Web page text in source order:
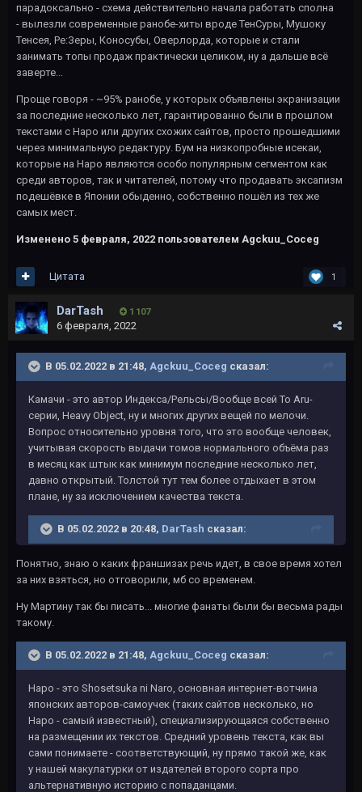
парадоксально - схема действительно начала работать сполна
- вылезли современные ранобе-хиты вроде ТенСуры, Мушоку
Тенсея, Ре:Зеры, Коносубы, Оверлорда, которые и стали
занимать топы продаж практически целиком, ну а дальше всё
заверте...
Проще говоря - ~95% ранобе, у которых объявлены экранизации
за последние несколько лет, гарантированно были в прошлом
текстами с Наро или других схожих сайтов, просто прошедшими
через минимальную редактуру. Бум на низкопробные исекаи,
которые на Наро являются особо популярным сегментом как
среди авторов, так и читателей, потому что продавать эксапизм
подешёвке в Японии обыденно, собственно пошёл из тех же
самых мест.
Изменено 5 февраля, 2022 пользователем Agckuu_Coceg
1
Цитата
DarTash 1 107
6 февраля, 2022
В 05.02.2022 в 21:48, Agckuu_Coceg сказал:
Камачи - это автор Индекса/Рельсы/Вообще всей To Aru-
серии, Heavy Object, ну и многих других вещей по мелочи.
Вопрос относительно уровня того, что это вообще человек,
учитывая скорость выдачи томов нормального объёма раз
в месяц как штык как минимум последние несколько лет,
давно открытый. Толстой тут тем более отдыхает в этом
плане, ну за исключением качества текста.
В 05.02.2022 в 20:48, DarTash сказал:
Понятно, знаю о каких франшизах речь идет, в свое время хотел
за них взяться, но отговорили, мб со временем.
Ну Мартину так бы писать... многие фанаты были бы весьма рады
такому.
В 05.02.2022 в 21:48, Agckuu_Coceg сказал:
Наро - это Shosetsuka ni Naro, основная интернет-вотчина
японских авторов-самоучек (таких сайтов несколько, но
Наро - самый известный), специализирующаяся собственно
на размещении их текстов. Средний уровень текста, как вы
сами понимаете - соответствующий, ну прямо такой же, как
у нашей макулатурки от издателей второго сорта про
альтернативную историю с попаданцами.